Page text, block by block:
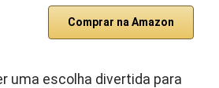
Comprar na Amazon
uma escolha divertida para